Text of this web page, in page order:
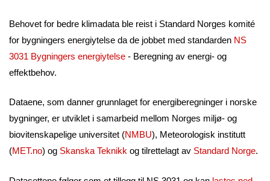
Behovet for bedre klimadata ble reist i Standard Norges komité
for bygningers energiytelse da de jobbet med standarden NS
3031 Bygningers energiytelse - Beregning av energi- og
effektbehov.
Dataene, som danner grunnlaget for energiberegninger i norske
bygninger, er utviklet i samarbeid mellom Norges miljø- og
biovitenskapelige universitet (NMBU), Meteorologisk institutt
(MET.no) og Skanska Teknikk og tilrettelagt av Standard Norge.